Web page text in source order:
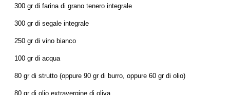
gr di farina di grano tenero integrale
gr di segale integrale
gr di vino bianco
gr di acqua
gr di strutto (oppure 90 gr di burro, oppure 60 gr di olio)
gr di olio extravergine di oliva